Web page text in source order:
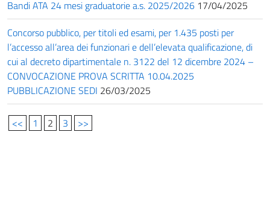
Bandi ATA 24 mesi graduatorie a.s. 2025/2026 17/04/2025
Concorso pubblico, per titoli ed esami, per 1.435 posti per
l’accesso all’area dei funzionari e dell’elevata qualificazione, di
cui al decreto dipartimentale n. 3122 del 12 dicembre 2024 –
CONVOCAZIONE PROVA SCRITTA 10.04.2025
PUBBLICAZIONE SEDI 26/03/2025
<< 1 2 3 >>